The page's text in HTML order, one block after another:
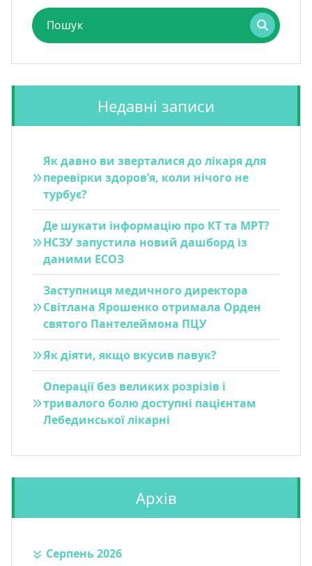
Пошук
для:
Недавні записи
Як давно ви зверталися до лікаря для
перевірки здоров’я, коли нічого не
турбує?
Де шукати інформацію про КТ та МРТ?
НСЗУ запустила новий дашборд із
даними ЕСОЗ
Заступниця медичного директора
Світлана Ярошенко отримала Орден
святого Пантелеймона ПЦУ
Як діяти, якщо вкусив павук?
Операції без великих розрізів і
тривалого болю доступні пацієнтам
Лебединської лікарні
Архів
Серпень 2026